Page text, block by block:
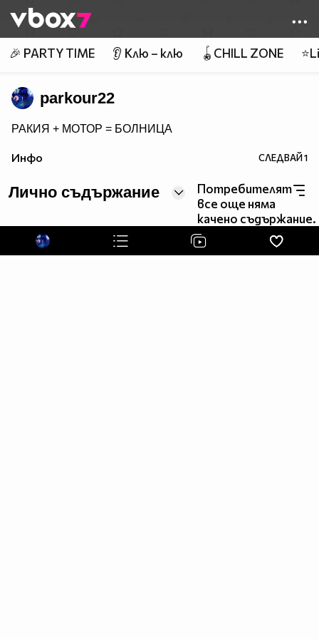
👾
🎉 PARTY TIME 👂 Клю – клю 🪀CHILL ZONE
parkour22
РАКИЯ + МОТОР = БОЛНИЦА
Инфо СЛЕДВАЙ1
Лично съдържание
Потребителят
все още няма
качено съдържание.